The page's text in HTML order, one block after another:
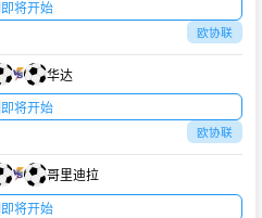
即将开始
欧协联
华达
即将开始
欧协联
哥里迪拉
即将开始